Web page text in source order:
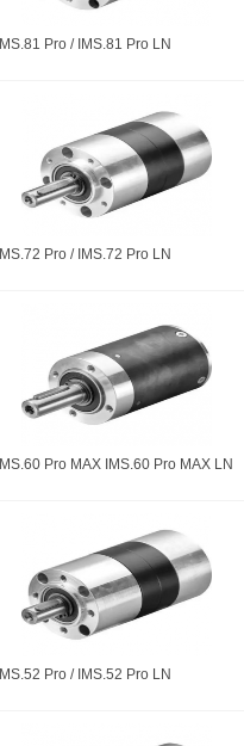
IMS.81 Pro / IMS.81 Pro LN
IMS.72 Pro / IMS.72 Pro LN
IMS.60 Pro MAX IMS.60 Pro MAX LN
IMS.52 Pro / IMS.52 Pro LN